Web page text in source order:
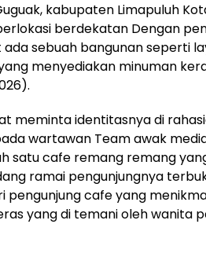
kabupaten Limapuluh
berdekatan Dengan
sebuah bangunan seperti
menyediakan minuman
meminta identitasnya di
wartawan Team awak
satu cafe remang remang
ramai pengunjungnya
pengunjung cafe yang
yang di temani oleh wanita